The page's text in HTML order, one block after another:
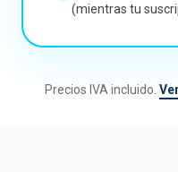
(mientras tu
Precios IVA incluido.